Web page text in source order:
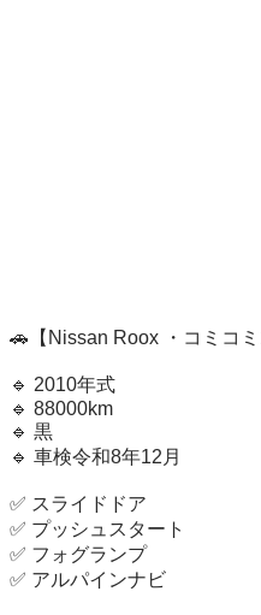
🚗【Nissan Roox ・コミコミ
🔹 2010年式
🔹 88000km
🔹 黒
🔹 車検令和8年12月
✅ スライドドア
✅ プッシュスタート
✅ フォグランプ
✅ アルパインナビ